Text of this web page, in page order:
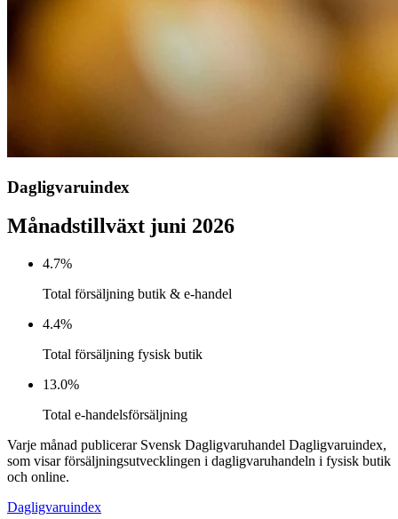
Dagligvaruindex
Månadstillväxt juni 2026
4.7%
Total försäljning butik & e-handel
4.4%
Total försäljning fysisk butik
13.0%
Total e-handelsförsäljning
Varje månad publicerar Svensk Dagligvaruhandel Dagligvaruindex,
som visar försäljningsutvecklingen i dagligvaruhandeln i fysisk butik
och online.
Dagligvaruindex